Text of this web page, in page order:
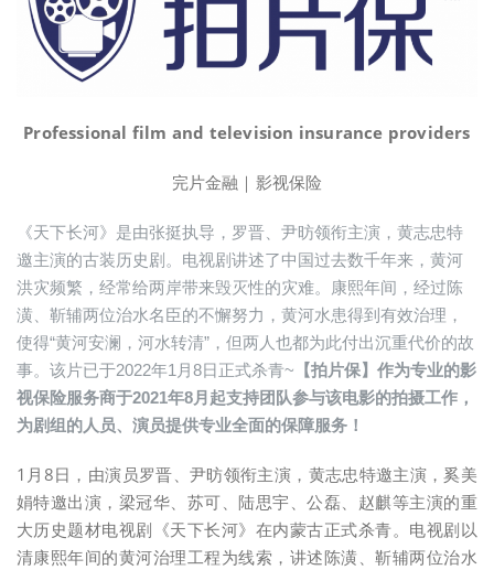
Professional film and television insurance providers
完片金融｜影视保险
《天下长河》是由张挺执导，罗晋、尹昉领衔主演，黄志忠特
邀主演的古装历史剧。电视剧讲述了中国过去数千年来，黄河
洪灾频繁，经常给两岸带来毁灭性的灾难。康熙年间，经过陈
潢、靳辅两位治水名臣的不懈努力，黄河水患得到有效治理，
使得“黄河安澜，河水转清”，但两人也都为此付出沉重代价的故
事。该片已于2022年1月8日正式杀青~ 【拍片保】作为专业的影
视保险服务商于2021年8月起支持团队参与该电影的拍摄工作，
为剧组的人员、演员提供专业全面的保障服务！
1月8日，由演员罗晋、尹昉领衔主演，黄志忠特邀主演，奚美
娟特邀出演，梁冠华、苏可、陆思宇、公磊、赵麒等主演的重
大历史题材电视剧《天下长河》在内蒙古正式杀青。电视剧以
清康熙年间的黄河治理工程为线索，讲述陈潢、靳辅两位治水